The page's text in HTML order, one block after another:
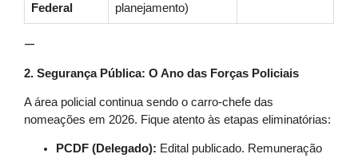
Federal
planejamento)
—
2. Segurança Pública: O Ano das Forças Policiais
A área policial continua sendo o carro-chefe das
nomeações em 2026. Fique atento às etapas eliminatórias:
PCDF (Delegado): Edital publicado. Remuneração